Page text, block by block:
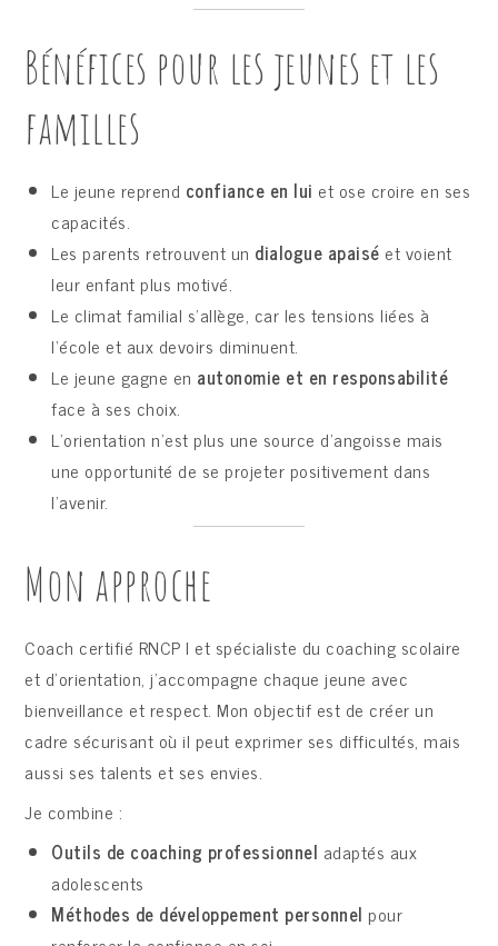
Bénéfices pour les jeunes et les
familles
Le jeune reprend confiance en lui et ose croire en ses
capacités.
Les parents retrouvent un dialogue apaisé et voient
leur enfant plus motivé.
Le climat familial s’allège, car les tensions liées à
l’école et aux devoirs diminuent.
Le jeune gagne en autonomie et en responsabilité
face à ses choix.
L’orientation n’est plus une source d’angoisse mais
une opportunité de se projeter positivement dans
l’avenir.
Mon approche
Coach certifié RNCP I et spécialiste du coaching scolaire
et d’orientation, j’accompagne chaque jeune avec
bienveillance et respect. Mon objectif est de créer un
cadre sécurisant où il peut exprimer ses difficultés, mais
aussi ses talents et ses envies.
Je combine :
Outils de coaching professionnel adaptés aux
adolescents
Méthodes de développement personnel pour